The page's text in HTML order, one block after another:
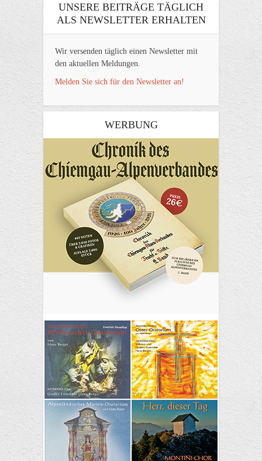
UNSERE BEITRÄGE TÄGLICH
ALS NEWSLETTER ERHALTEN
Wir versenden täglich einen Newsletter mit
den aktuellen Meldungen.
Melden Sie sich für den Newsletter an!
WERBUNG